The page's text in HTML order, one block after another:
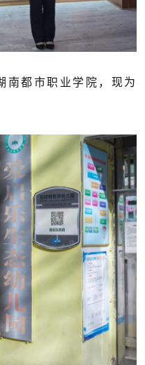
南都市职业学院，现为